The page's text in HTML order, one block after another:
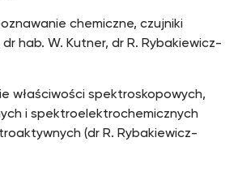
chemiczne, czujniki
hab. W. Kutner, dr R. Rybakiewicz-
właściwości spektroskopowych,
i spektroelektrochemicznych
(dr R. Rybakiewicz-